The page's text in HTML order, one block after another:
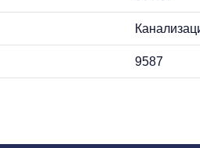
9587